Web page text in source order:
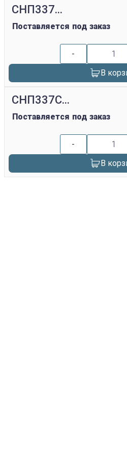
СНП337...
Поставляется под заказ
-
В
СНП337С...
Поставляется под заказ
-
В